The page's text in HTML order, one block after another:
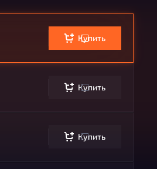
Купить
Купить
Купить